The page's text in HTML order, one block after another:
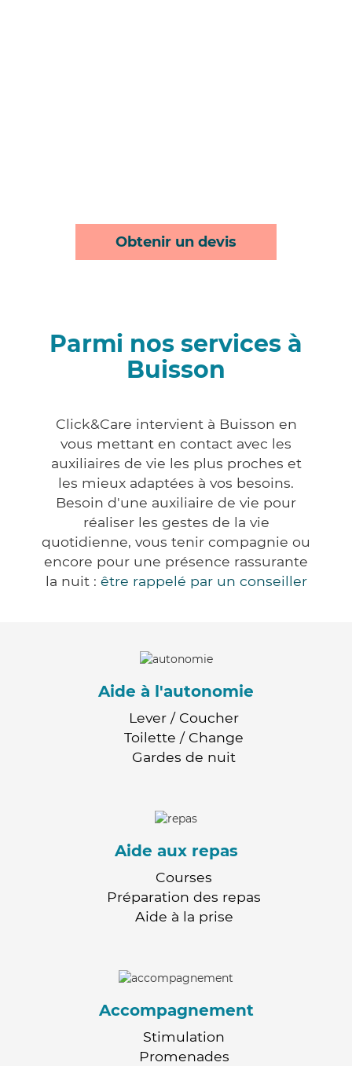
Obtenir un devis
Parmi nos services à
Buisson
Click&Care intervient à Buisson en
vous mettant en contact avec les
auxiliaires de vie les plus proches et
les mieux adaptées à vos besoins.
Besoin d'une auxiliaire de vie pour
réaliser les gestes de la vie
quotidienne, vous tenir compagnie ou
encore pour une présence rassurante
la nuit : être rappelé par un conseiller
Aide à l'autonomie
Lever / Coucher
Toilette / Change
Gardes de nuit
Aide aux repas
Courses
Préparation des repas
Aide à la prise
Accompagnement
Stimulation
Promenades